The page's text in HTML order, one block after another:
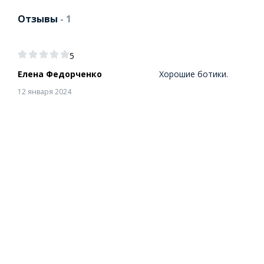
Отзывы - 1
5
Елена Федорченко
12 января 2024
Хорошие ботики.